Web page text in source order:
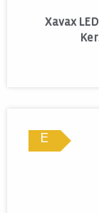
Xavax
E